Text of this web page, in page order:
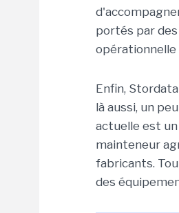
portés par
opérationnelle
Enfin,
là aussi, un
actuelle est un
mainteneur
fabricants.
des